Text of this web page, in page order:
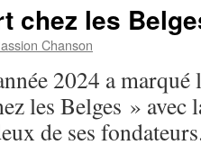
chez les
Chanson
2024 a marqué
les Belges » avec
de ses